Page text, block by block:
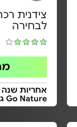
לבחירה
אחריות שנה
Go Nature גו נייצ\'ר